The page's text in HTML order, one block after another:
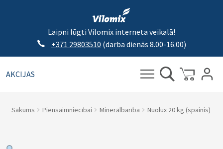
Laipni lūgti Vilomix interneta veikalā!
+371 29803510 (darba dienās 8.00-16.00)
AKCIJAS
Sākums
Piensaimniecībai Minerālbarība Nuolux 20 kg (spainis)